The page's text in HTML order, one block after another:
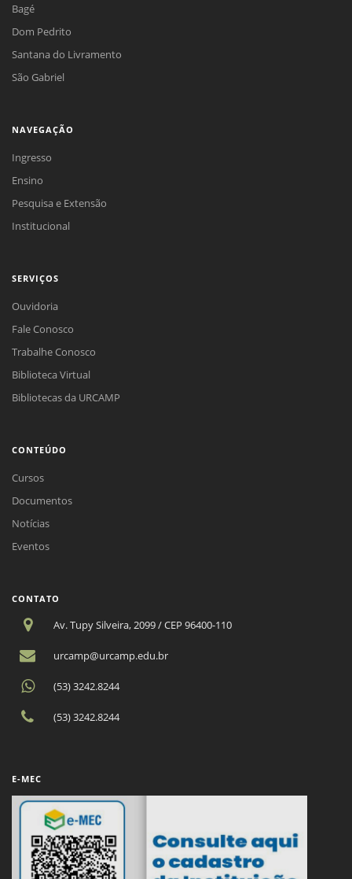
Bagé
Dom Pedrito
Santana do Livramento
São Gabriel
NAVEGAÇÃO
Ingresso
Ensino
Pesquisa e Extensão
Institucional
SERVIÇOS
Ouvidoria
Fale Conosco
Trabalhe Conosco
Biblioteca Virtual
Bibliotecas da URCAMP
CONTEÚDO
Cursos
Documentos
Notícias
Eventos
CONTATO
Av. Tupy Silveira, 2099 / CEP 96400-110
urcamp@urcamp.edu.br
(53) 3242.8244
(53) 3242.8244
E-MEC